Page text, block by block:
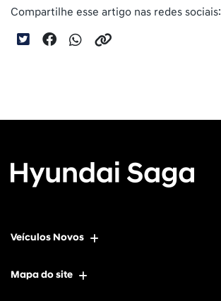
Compartilhe esse artigo nas redes sociais:
Veículos Novos
Mapa do site